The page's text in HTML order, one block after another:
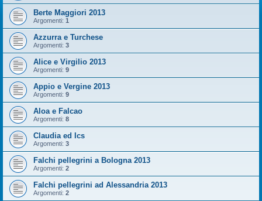
Berte Maggiori 2013
Argomenti: 1
Azzurra e Turchese
Argomenti: 3
Alice e Virgilio 2013
Argomenti: 9
Appio e Vergine 2013
Argomenti: 9
Aloa e Falcao
Argomenti: 8
Claudia ed Ics
Argomenti: 3
Falchi pellegrini a Bologna 2013
Argomenti: 2
Falchi pellegrini ad Alessandria 2013
Argomenti: 2